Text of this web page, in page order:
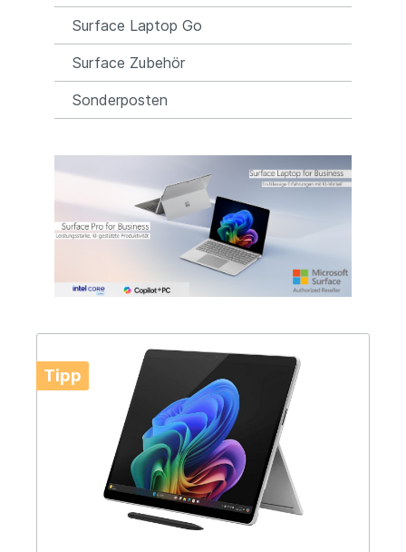
Surface Laptop Go
Surface Zubehör
Sonderposten
Tipp